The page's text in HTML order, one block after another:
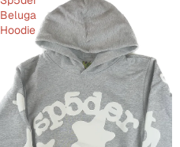
Beluga
Hoodie